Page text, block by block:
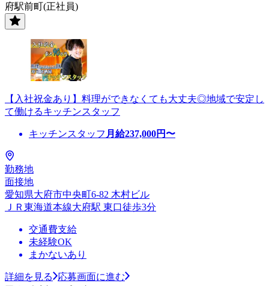
府駅前町(正社員)
【入社祝金あり】料理ができなくても大丈夫◎地域で安定し
て働けるキッチンスタッフ
キッチンスタッフ 月給237,000円〜
勤務地
面接地
愛知県大府市中央町6-82 木村ビル
ＪＲ東海道本線大府駅 東口徒歩3分
交通費支給
未経験OK
まかないあり
詳細を見る
応募画面に進む